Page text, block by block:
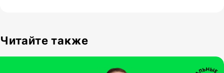
Читайте также